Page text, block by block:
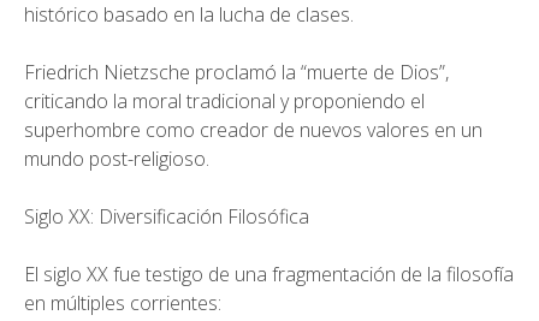
histórico basado en la lucha de clases.
Friedrich Nietzsche proclamó la “muerte de Dios”,
criticando la moral tradicional y proponiendo el
superhombre como creador de nuevos valores en un
mundo post-religioso.
Siglo XX: Diversificación Filosófica
El siglo XX fue testigo de una fragmentación de la filosofía
en múltiples corrientes: